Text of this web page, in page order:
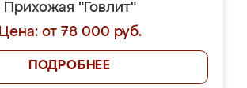
Прихожая "Говлит"
Цена: от 78 000 руб.
ПОДРОБНЕЕ